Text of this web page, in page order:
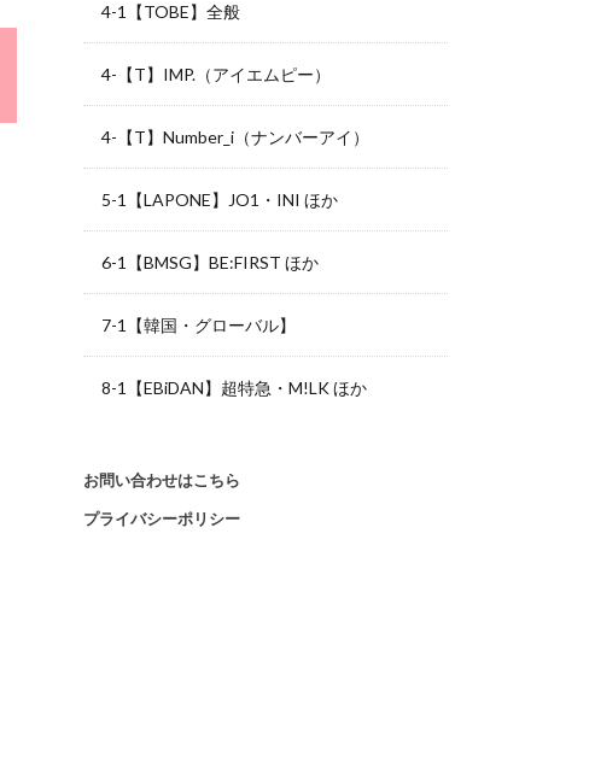
4-1【TOBE】全般
4-【T】IMP.（アイエムピー）
4-【T】Number_i（ナンバーアイ）
5-1【LAPONE】JO1・INI ほか
6-1【BMSG】BE:FIRST ほか
7-1【韓国・グローバル】
8-1【EBiDAN】超特急・M!LK ほか
お問い合わせはこちら
プライバシーポリシー